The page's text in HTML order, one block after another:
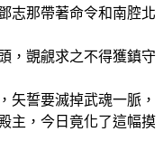
志那帶著命令和南腔北
，覬覦求之不得獲鎮守
矢誓要滅掉武魂一脈，
主，今日竟化了這幅摸